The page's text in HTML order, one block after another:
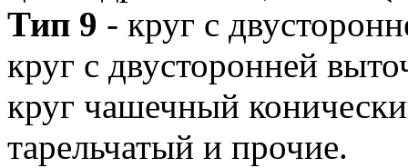
Тип 9 - круг с
круг с двусторонней
круг чашечный
тарельчатый и прочие.